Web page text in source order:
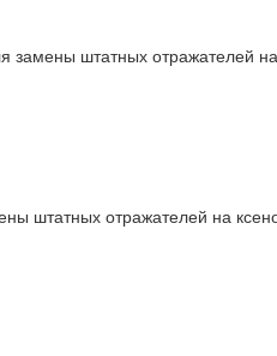
замены штатных отражателей
штатных отражателей на